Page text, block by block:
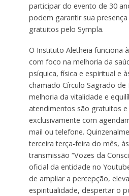
participar do evento de 30
podem garantir sua
gratuitos pelo Sympla.
O Instituto Aletheia funciona
com foco na melhoria da
psíquica, física e espiritual e
chamado Círculo Sagrado
melhoria da vitalidade e
atendimentos são gratuitos
exclusivamente com
mail ou telefone.
terceira terça-feira do mês,
transmissão “Vozes da
oficial da entidade no
de ampliar a percepção,
espiritualidade, despertar o